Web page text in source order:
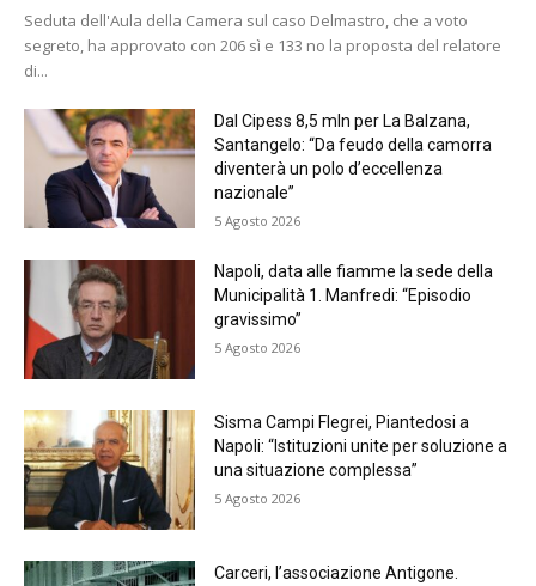
Seduta dell'Aula della Camera sul caso Delmastro, che a voto
segreto, ha approvato con 206 sì e 133 no la proposta del relatore
di...
Dal Cipess 8,5 mln per La Balzana,
Santangelo: “Da feudo della camorra
diventerà un polo d’eccellenza
nazionale”
5 Agosto 2026
Napoli, data alle fiamme la sede della
Municipalità 1. Manfredi: “Episodio
gravissimo”
5 Agosto 2026
Sisma Campi Flegrei, Piantedosi a
Napoli: “Istituzioni unite per soluzione a
una situazione complessa”
5 Agosto 2026
Carceri, l’associazione Antigone.